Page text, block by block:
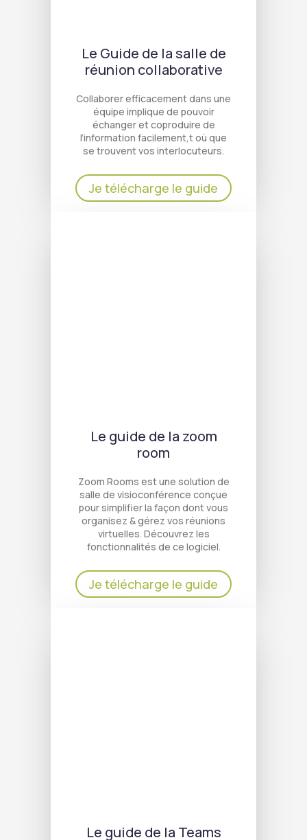
Le Guide de la salle de
réunion collaborative
Collaborer efficacement dans une
équipe implique de pouvoir
échanger et coproduire de
l’information facilement,t où que
se trouvent vos interlocuteurs.
Je télécharge le guide
Le guide de la zoom
room
Zoom Rooms est une solution de
salle de visioconférence conçue
pour simplifier la façon dont vous
organisez & gérez vos réunions
virtuelles. Découvrez les
fonctionnalités de ce logiciel.
Je télécharge le guide
Le guide de la Teams